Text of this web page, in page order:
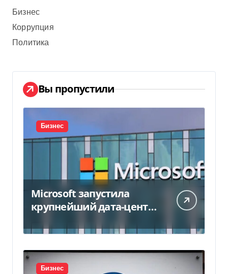
Бизнес
Коррупция
Политика
Вы пропустили
Бизнес
Microsoft запустила
крупнейший дата-центр
миллиарда
Бизнес